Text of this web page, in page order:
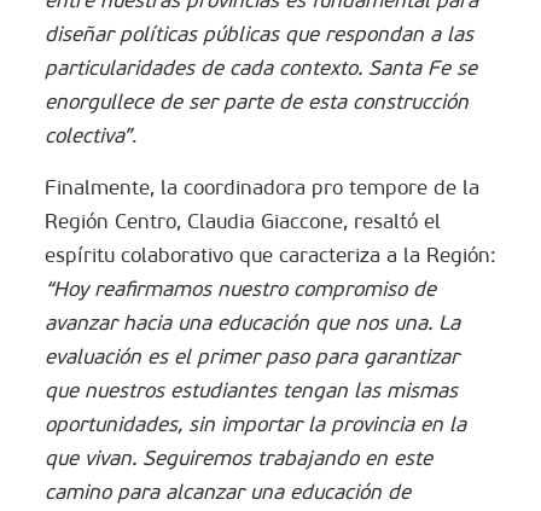
diseñar políticas públicas que respondan a las
particularidades de cada contexto. Santa Fe se
enorgullece de ser parte de esta construcción
colectiva”.
Finalmente, la coordinadora pro tempore de la
Región Centro, Claudia Giaccone, resaltó el
espíritu colaborativo que caracteriza a la Región:
“Hoy reafirmamos nuestro compromiso de
avanzar hacia una educación que nos una. La
evaluación es el primer paso para garantizar
que nuestros estudiantes tengan las mismas
oportunidades, sin importar la provincia en la
que vivan. Seguiremos trabajando en este
camino para alcanzar una educación de